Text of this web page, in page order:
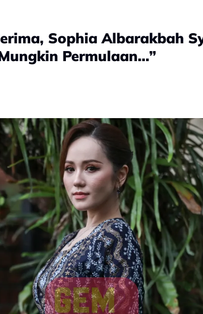
Sophia Albarakbah
Permulaan…”